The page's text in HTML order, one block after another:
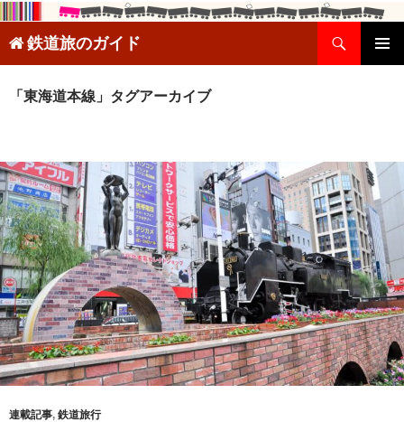
鉄道旅のガイド
索
テ
ス
キ
ッ
プ
「東海道本線」タグアーカイブ
連載記事, 鉄道旅行